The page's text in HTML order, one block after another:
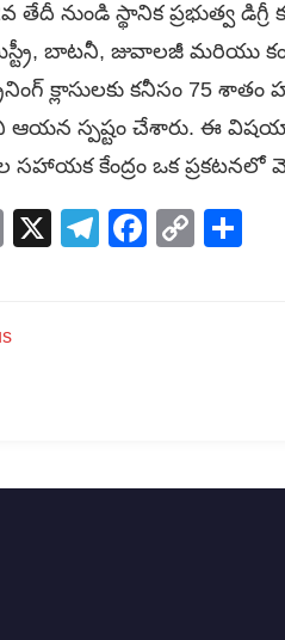
తేదీ నుండి స్థానిక ప్రభుత్వ
బాటనీ, జువాలజీ మరియు
క్లాసులకు కనీసం 75
ఆయన స్పష్టం చేశారు. ఈ
సహాయక కేంద్రం ఒక ప్రకటనలో
Email
X TelegramCopy